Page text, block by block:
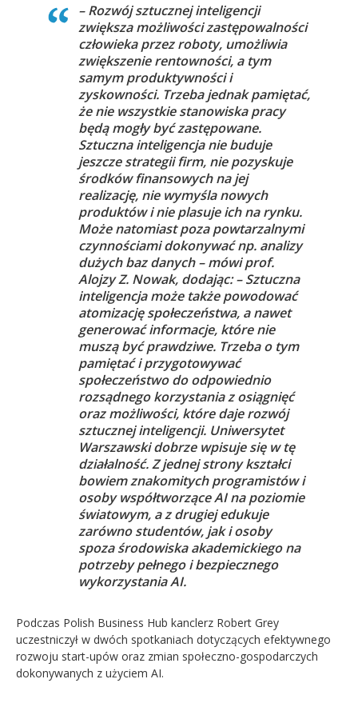
– Rozwój sztucznej inteligencji
zwiększa możliwości zastępowalności
człowieka przez roboty, umożliwia
zwiększenie rentowności, a tym
samym produktywności i
zyskowności. Trzeba jednak pamiętać,
że nie wszystkie stanowiska pracy
będą mogły być zastępowane.
Sztuczna inteligencja nie buduje
jeszcze strategii firm, nie pozyskuje
środków finansowych na jej
realizację, nie wymyśla nowych
produktów i nie plasuje ich na rynku.
Może natomiast poza powtarzalnymi
czynnościami dokonywać np. analizy
dużych baz danych – mówi prof.
Alojzy Z. Nowak, dodając: – Sztuczna
inteligencja może także powodować
atomizację społeczeństwa, a nawet
generować informacje, które nie
muszą być prawdziwe. Trzeba o tym
pamiętać i przygotowywać
społeczeństwo do odpowiednio
rozsądnego korzystania z osiągnięć
oraz możliwości, które daje rozwój
sztucznej inteligencji. Uniwersytet
Warszawski dobrze wpisuje się w tę
działalność. Z jednej strony kształci
bowiem znakomitych programistów i
osoby współtworzące AI na poziomie
światowym, a z drugiej edukuje
zarówno studentów, jak i osoby
spoza środowiska akademickiego na
potrzeby pełnego i bezpiecznego
wykorzystania AI.
Podczas Polish Business Hub kanclerz Robert Grey
uczestniczył w dwóch spotkaniach dotyczących efektywnego
rozwoju start-upów oraz zmian społeczno-gospodarczych
dokonywanych z użyciem AI.